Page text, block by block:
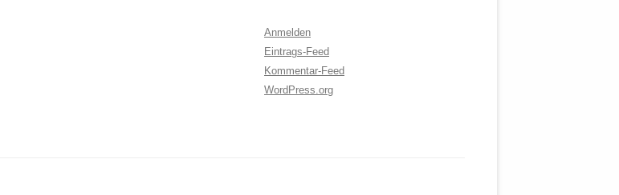
Anmelden
Eintrags-Feed
Kommentar-Feed
WordPress.org